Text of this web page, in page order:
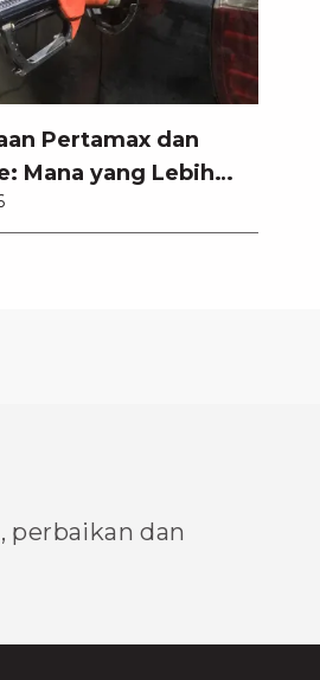
Pertamax dan
Mana yang Lebih
Mobil Toyota
perbaikan dan